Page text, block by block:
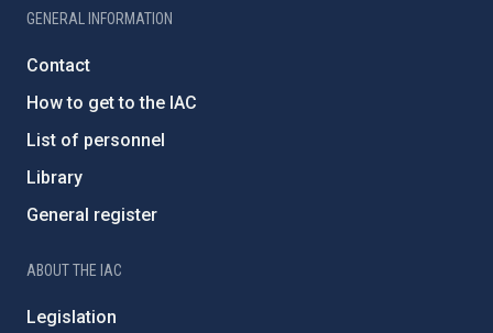
GENERAL INFORMATION
Contact
How to get to the IAC
List of personnel
Library
General register
ABOUT THE IAC
Legislation